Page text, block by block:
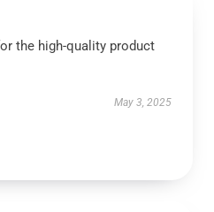
the high-quality product
May 3, 2025